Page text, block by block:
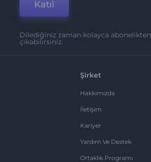
Katıl
Dilediğiniz zaman kolayca abonelikten
çıkabilirsiniz.
Şirket
Hakkımızda
İletişim
Kariyer
Yardım Ve Destek
Ortaklık Programı